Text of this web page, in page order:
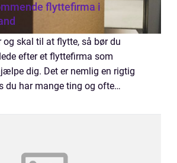
flyttefirma i
og skal til at flytte, så bør du
efter et flyttefirma som
dig. Det er nemlig en rigtig
du har mange ting og ofte